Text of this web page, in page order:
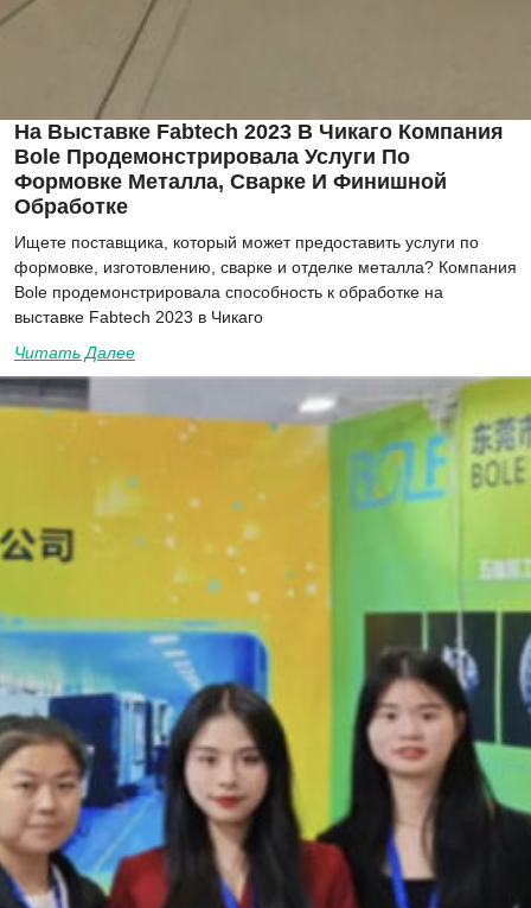
На Выставке Fabtech 2023 В Чикаго Компания
Bole Продемонстрировала Услуги По
Формовке Металла, Сварке И Финишной
Обработке
Ищете поставщика, который может предоставить услуги по
формовке, изготовлению, сварке и отделке металла? Компания
Bole продемонстрировала способность к обработке на
выставке Fabtech 2023 в Чикаго
Читать Далее